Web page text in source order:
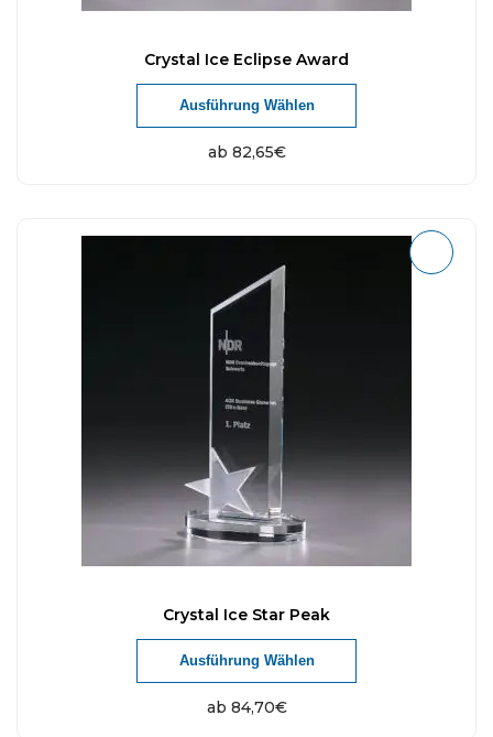
Crystal Ice Eclipse Award
ab 82,65€
Ausführung Wählen
Crystal Ice Star Peak
ab 84,70€
Ausführung Wählen